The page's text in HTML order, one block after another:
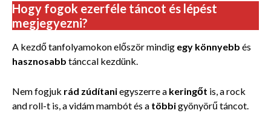
Hogy fogok ezerféle táncot és lépést
megjegyezni?
A kezdő tanfolyamokon először mindig egy könnyebb és
hasznosabb tánccal kezdünk.
Nem fogjuk rád zúdítaniegyszerrea keringőt is, a rock
and roll-t is, a vidám mambótés a többigyönyörű táncot.